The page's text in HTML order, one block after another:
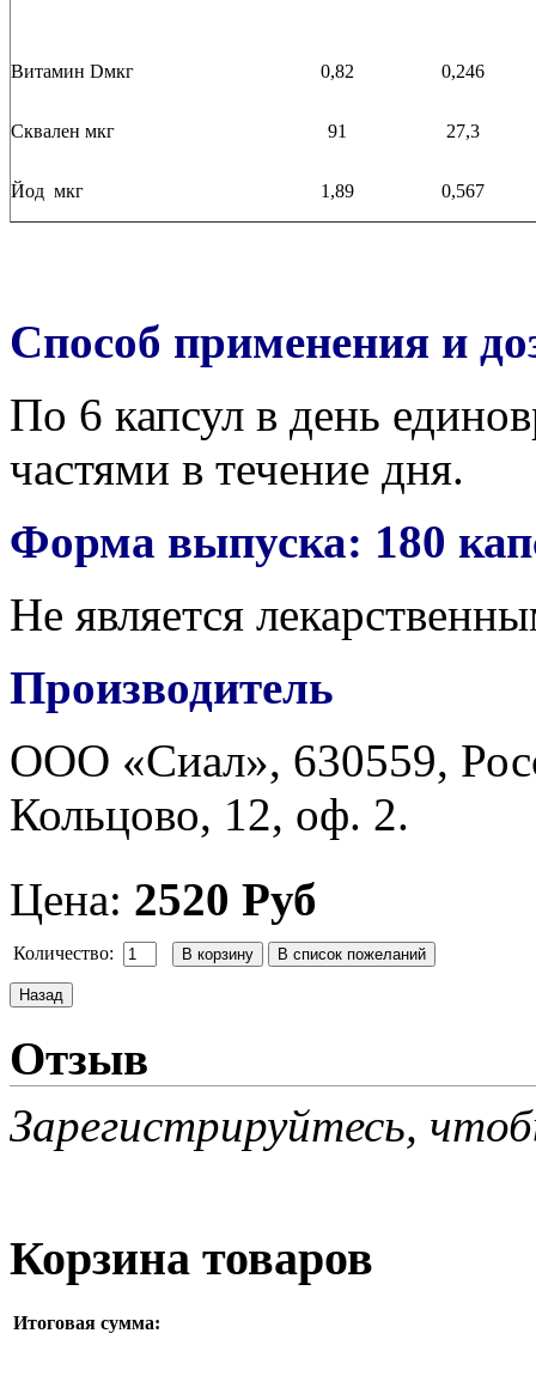
Витамин Dмкг 0,82 0,246
Сквален мкг 91 27,3
Йод мкг 1,89 0,567
Способ применения и
По 6 капсул в день
частями в течение дня.
Форма выпуска: 180
Не является
Производитель
ООО «Сиал», 630559,
Кольцово, 12, оф. 2.
Цена: 2520 Руб
Количество:
Отзыв
Зарегистрируйтесь,
Корзина товаров
Итоговая сумма: